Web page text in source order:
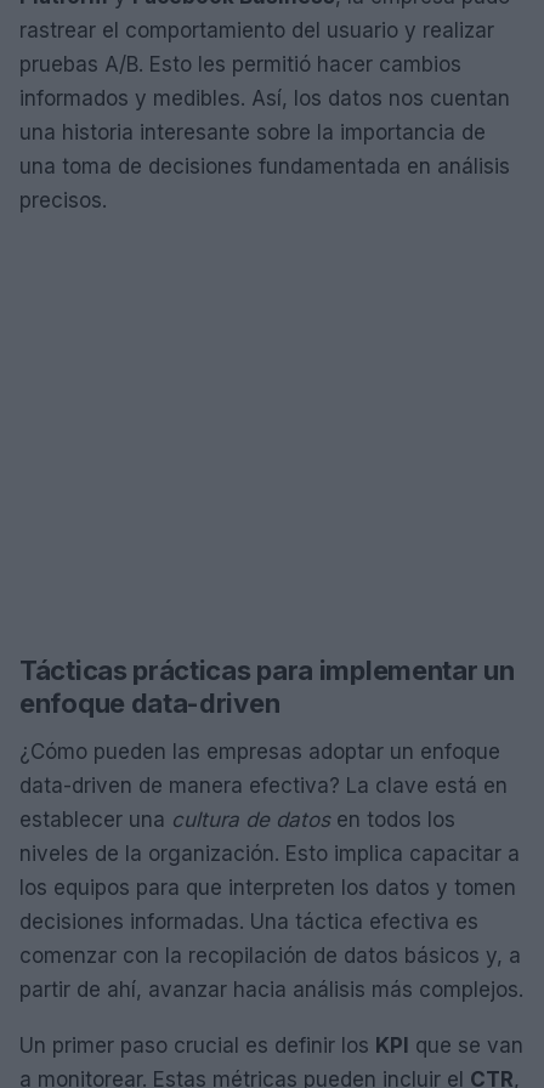
rastrear el comportamiento del usuario y realizar
pruebas A/B. Esto les permitió hacer cambios
informados y medibles. Así, los datos nos cuentan
una historia interesante sobre la importancia de
una toma de decisiones fundamentada en análisis
precisos.
Tácticas prácticas para implementar un
enfoque data-driven
¿Cómo pueden las empresas adoptar un enfoque
data-driven de manera efectiva? La clave está en
establecer una cultura de datosen todos los
niveles de la organización. Esto implica capacitar a
los equipos para que interpreten los datos y tomen
decisiones informadas. Una táctica efectiva es
comenzar con la recopilación de datos básicos y, a
partir de ahí, avanzar hacia análisis más complejos.
Un primer paso crucial es definir los KPI que se van
a monitorear. Estas métricas pueden incluir el CTR,